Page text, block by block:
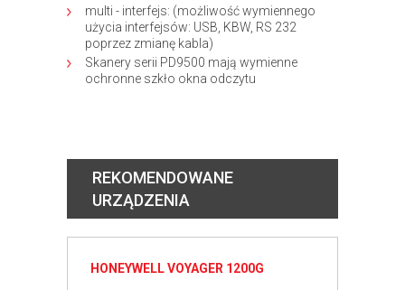
multi - interfejs: (możliwość wymiennego
użycia interfejsów: USB, KBW, RS 232
poprzez zmianę kabla)
Skanery serii PD9500 mają wymienne
ochronne szkło okna odczytu
REKOMENDOWANE
URZĄDZENIA
HONEYWELL VOYAGER 1200G